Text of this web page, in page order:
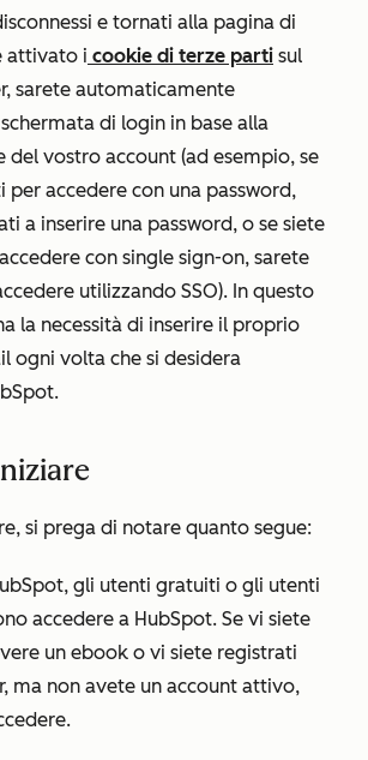
e tornati alla pagina di
attivato i cookie di terze parti sul
sarete automaticamente
di login in base alla
del vostro account (ad esempio, se
per accedere con una password,
a inserire una password, o se siete
con single sign-on, sarete
utilizzando SSO). In questo
la necessità di inserire il proprio
ogni volta che si desidera
si prega di notare quanto segue:
gli utenti gratuiti o gli utenti
accedere a HubSpot. Se vi siete
un ebook o vi siete registrati
ma non avete un account attivo,